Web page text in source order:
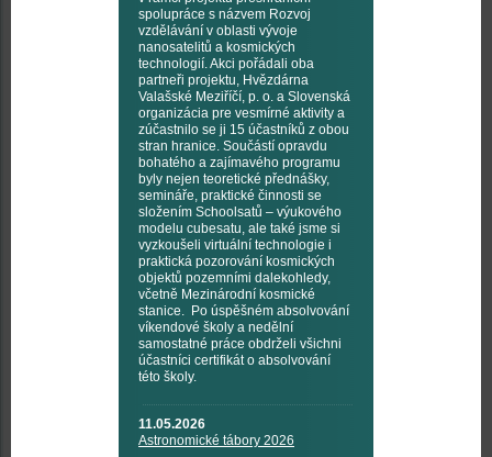
spolupráce s názvem Rozvoj
vzdělávání v oblasti vývoje
nanosatelitů a kosmických
technologií. Akci pořádali oba
partneři projektu, Hvězdárna
Valašské Meziříčí, p. o. a Slovenská
organizácia pre vesmírné aktivity a
zúčastnilo se ji 15 účastníků z obou
stran hranice. Součástí opravdu
bohatého a zajímavého programu
byly nejen teoretické přednášky,
semináře, praktické činnosti se
složením Schoolsatů – výukového
modelu cubesatu, ale také jsme si
vyzkoušeli virtuální technologie i
praktická pozorování kosmických
objektů pozemními dalekohledy,
včetně Mezinárodní kosmické
stanice. Po úspěšném absolvování
víkendové školy a nedělní
samostatné práce obdrželi všichni
účastníci certifikát o absolvování
této školy.
11.05.2026
Astronomické tábory 2026